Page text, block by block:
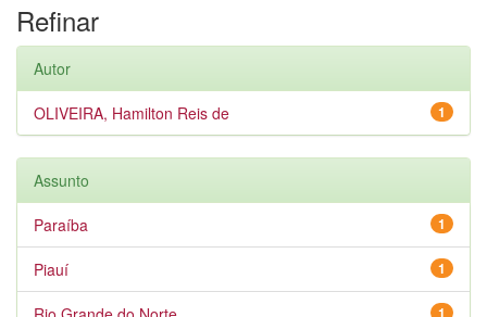
Refinar
Autor
1
OLIVEIRA, Hamilton Reis de
Assunto
1
Paraíba
1
Piauí
1